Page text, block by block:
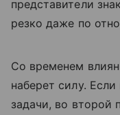
представители
резко даже по
Со временем
наберет силу.
задачи, во второй